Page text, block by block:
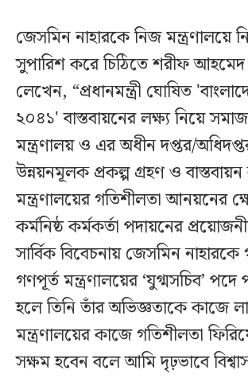
জেসমিন নাহারকে নিজ মন্ত্রণালয়ে
সুপারিশ করে চিঠিতে শরীফ
লেখেন, “প্রধানমন্ত্রী ঘোষিত
২০৪১' বাস্তবায়নের লক্ষ্য নিয়ে
মন্ত্রণালয় ও এর অধীন দপ্তর/
উন্নয়নমূলক প্রকল্প গ্রহণ ও
মন্ত্রণালয়ের গতিশীলতা আনয়নের
কর্মনিষ্ঠ কর্মকর্তা পদায়নের
সার্বিক বিবেচনায় জেসমিন
গণপূর্ত মন্ত্রণালয়ের ‘যুগ্মসচিব’
হলে তিনি তাঁর অভিজ্ঞতাকে কাজে
মন্ত্রণালয়ের কাজে গতিশীলতা
সক্ষম হবেন বলে আমি দৃঢ়ভাবে